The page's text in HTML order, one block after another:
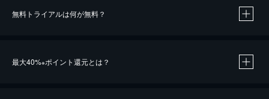
無料トライアルは何が無料？
最大40%※ポイント還元とは？